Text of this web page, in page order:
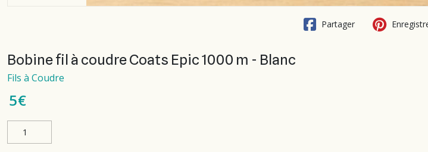
Partager
Bobine fil à coudre Coats Epic 1000 m - Blanc
Fils à Coudre
5€